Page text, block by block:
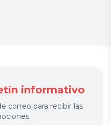
informativo
correo para recibir las